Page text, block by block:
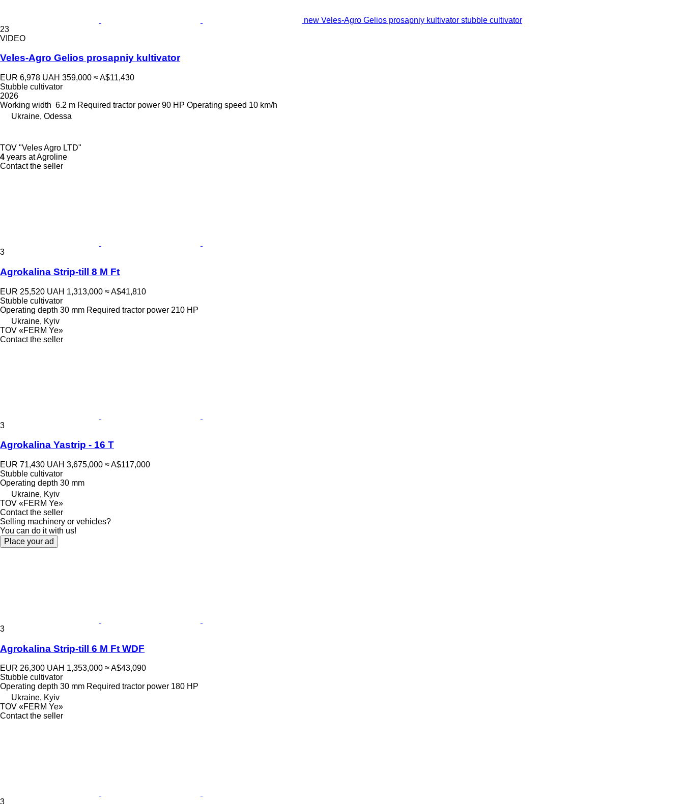
new Veles-Agro Gelios prosapniy kultivator stubble cultivator
23
VIDEO
Veles-Agro Gelios prosapniy kultivator
EUR 6,978 UAH 359,000 ≈ A$11,430
Stubble cultivator
2026
Working width 6.2 m Required tractor power 90 HP Operating speed 10 km/h
Ukraine, Odessa
TOV "Veles Agro LTD"
4 years at Agroline
Contact the seller
3
Agrokalina Strip-till 8 M Ft
EUR 25,520 UAH 1,313,000 ≈ A$41,810
Stubble cultivator
Operating depth 30 mm Required tractor power 210 HP
Ukraine, Kyiv
TOV «FERM Ye»
Contact the seller
3
Agrokalina Yastrip - 16 T
EUR 71,430 UAH 3,675,000 ≈ A$117,000
Stubble cultivator
Operating depth 30 mm
Ukraine, Kyiv
TOV «FERM Ye»
Contact the seller
Selling machinery or vehicles?
You can do it with us!
Place your ad
3
Agrokalina Strip-till 6 M Ft WDF
EUR 26,300 UAH 1,353,000 ≈ A$43,090
Stubble cultivator
Operating depth 30 mm Required tractor power 180 HP
Ukraine, Kyiv
TOV «FERM Ye»
Contact the seller
3